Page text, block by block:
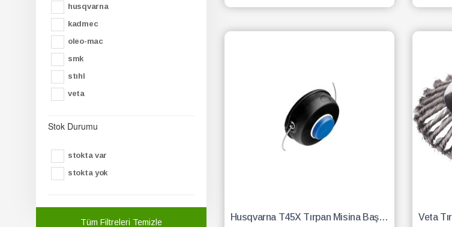
husqvarna
kadmec
oleo-mac
smk
stihl
veta
Stok Durumu
stokta var
stokta yok
Tüm Filtreleri Temizle
Husqvarna T45X Tırpan Misina Başlığı